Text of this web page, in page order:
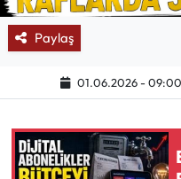
Paylaş
01.06.2026 - 09:00
BIK
ASTROLOJİ
Spor Yazıları
Mektup Galeri